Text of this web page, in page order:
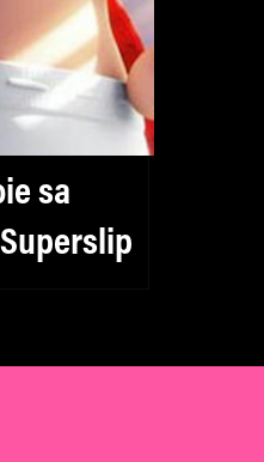
sa